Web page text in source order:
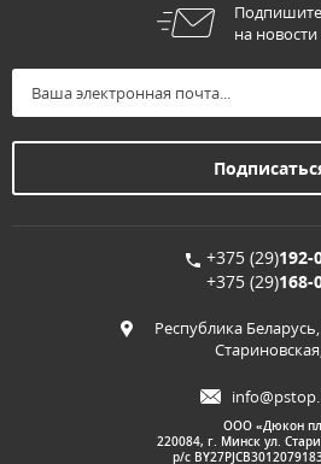
на
+375 (29)192-
+375 (29)168-
Республика
ООО «Дюкон
220084, г. Минск ул.
р/с